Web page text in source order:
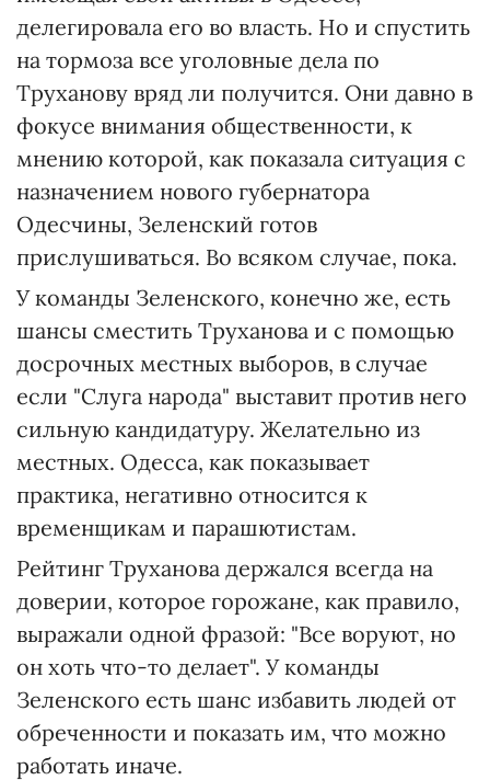
делегировала его во власть. Но и спустить
на тормоза все уголовные дела по
Труханову вряд ли получится. Они давно в
фокусе внимания общественности, к
мнению которой, как показала ситуация с
назначением нового губернатора
Одесчины, Зеленский готов
прислушиваться. Во всяком случае, пока.
У команды Зеленского, конечно же, есть
шансы сместить Труханова и с помощью
досрочных местных выборов, в случае
если "Слуга народа" выставит против него
сильную кандидатуру. Желательно из
местных. Одесса, как показывает
практика, негативно относится к
временщикам и парашютистам.
Рейтинг Труханова держался всегда на
доверии, которое горожане, как правило,
выражали одной фразой: "Все воруют, но
он хоть что-то делает". У команды
Зеленского есть шанс избавить людей от
обреченности и показать им, что можно
работать иначе.